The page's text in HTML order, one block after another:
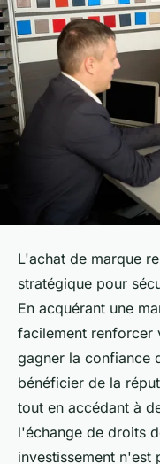
L'achat de marque
stratégique pour
En acquérant une
facilement renforcer
gagner la confiance
bénéficier de la
tout en accédant à
l'échange de droits
investissement n'est